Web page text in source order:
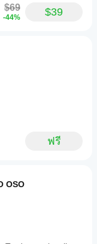
$69
-44% $39
ฟรี
OSO